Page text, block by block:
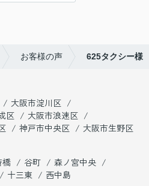
お客様の声 625タクシー様
大阪市淀川区
区
大阪市浪速区
神戸市中央区
大阪市生野区
橋 谷町
森ノ宮中央
十三東
西中島